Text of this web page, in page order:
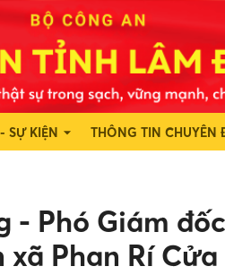
SỰ KIỆN THÔNG TIN CHUYÊN
- Phó Giám đốc
Phan Rí Cửa